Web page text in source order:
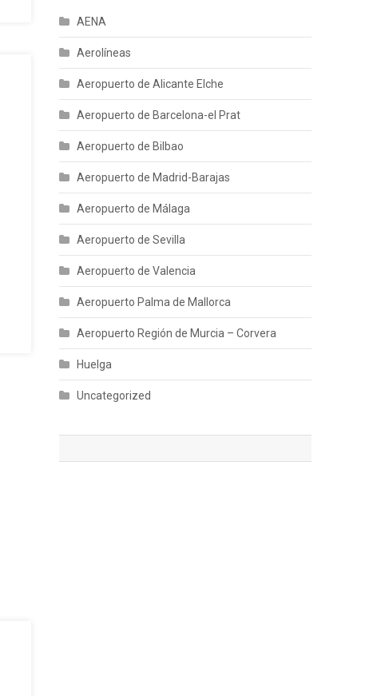
AENA
Aerolíneas
Aeropuerto de Alicante Elche
Aeropuerto de Barcelona-el Prat
Aeropuerto de Bilbao
Aeropuerto de Madrid-Barajas
Aeropuerto de Málaga
Aeropuerto de Sevilla
Aeropuerto de Valencia
Aeropuerto Palma de Mallorca
Aeropuerto Región de Murcia – Corvera
Huelga
Uncategorized